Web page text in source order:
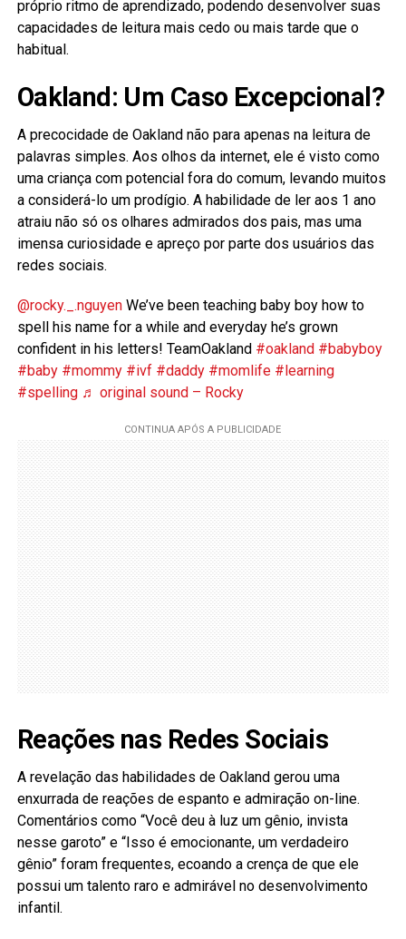
próprio ritmo de aprendizado, podendo desenvolver suas
capacidades de leitura mais cedo ou mais tarde que o
habitual.
Oakland: Um Caso Excepcional?
A precocidade de Oakland não para apenas na leitura de
palavras simples. Aos olhos da internet, ele é visto como
uma criança com potencial fora do comum, levando muitos
a considerá-lo um prodígio. A habilidade de ler aos 1 ano
atraiu não só os olhares admirados dos pais, mas uma
imensa curiosidade e apreço por parte dos usuários das
redes sociais.
@rocky._.nguyenWe’ve been teaching baby boy how to
spell his name for a while and everyday he’s grown
confident in his letters! TeamOakland #oakland #babyboy
#baby #mommy #ivf #daddy #momlife #learning
#spelling ♬ original sound – Rocky
Reações nas Redes Sociais
A revelação das habilidades de Oakland gerou uma
enxurrada de reações de espanto e admiração on-line.
Comentários como “Você deu à luz um gênio, invista
nesse garoto” e “Isso é emocionante, um verdadeiro
gênio” foram frequentes, ecoando a crença de que ele
possui um talento raro e admirável no desenvolvimento
infantil.